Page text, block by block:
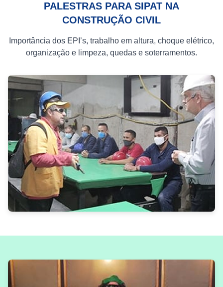
PALESTRAS PARA SIPAT NA
CONSTRUÇÃO CIVIL
Importância dos EPI’s, trabalho em altura, choque elétrico,
organização e limpeza, quedas e soterramentos.